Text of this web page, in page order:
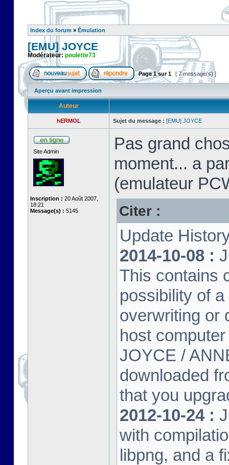
Index du forum » Émulation
[EMU] JOYCE
Modérateur: poulette73
Page1sur1 [ 7 message(s) ]
Aperçu avant impression
Auteur
hERMOL Sujet du message : [EMU] JOYCE
Site Admin
Inscription : 20 Août 2007,
18:21
Message(s) : 5145
Pas grand
moment... a
(emulateur
Citer :
Update
2014-10-08 :
This contains
possibility of
overwriting or
host
JOYCE /
downloaded
that you
2012-10-24 :
with
libpng, and a